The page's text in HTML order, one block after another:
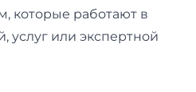
которые работают в
услуг или экспертной